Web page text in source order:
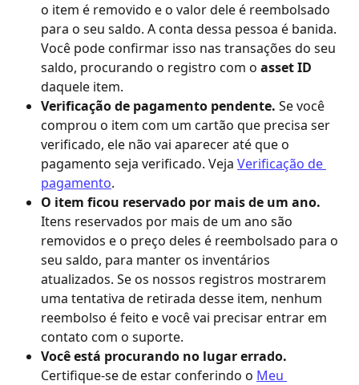
o item é removido e o valor dele é reembolsado
para o seu saldo. A conta dessa pessoa é banida.
Você pode confirmar isso nas transações do seu
saldo, procurando o registro com o asset ID
daquele item.
Verificação de pagamento pendente. Se você
comprou o item com um cartão que precisa ser
verificado, ele não vai aparecer até que o
pagamento seja verificado. Veja Verificação de
pagamento.
O item ficou reservado por mais de um ano.
Itens reservados por mais de um ano são
removidos e o preço deles é reembolsado para o
seu saldo, para manter os inventários
atualizados. Se os nossos registros mostrarem
uma tentativa de retirada desse item, nenhum
reembolso é feito e você vai precisar entrar em
contato com o suporte.
Você está procurando no lugar errado.
Certifique-se de estar conferindo o Meu